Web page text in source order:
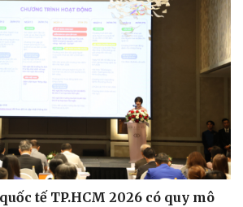
tế TP.HCM 2026 có quy mô